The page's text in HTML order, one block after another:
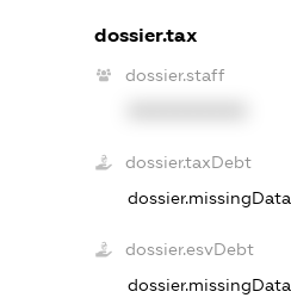
dossier.tax
dossier.staff
dossier.taxDebt
dossier.missingData
dossier.esvDebt
dossier.missingData